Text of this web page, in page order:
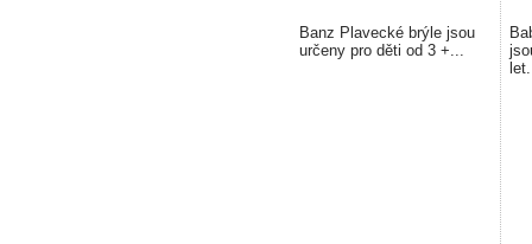
Banz Plavecké brýle jsou
určeny pro děti od 3 +...